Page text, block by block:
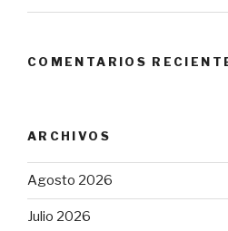
COMENTARIOS
ARCHIVOS
Agosto 2026
Julio 2026